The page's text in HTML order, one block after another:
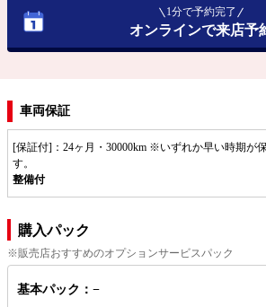
1分で予約完了
オンラインで来店予
車両保証
[保証付]：24ヶ月・30000km ※いずれか早い時期が
す。
整備付
購入パック
※販売店おすすめのオプションサービスパック
基本パック：−